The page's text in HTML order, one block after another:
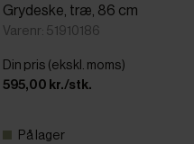
Grydeske, træ, 86 cm
Varenr: 51910186
Din pris (ekskl. moms)
595,00 kr./stk.
På lager